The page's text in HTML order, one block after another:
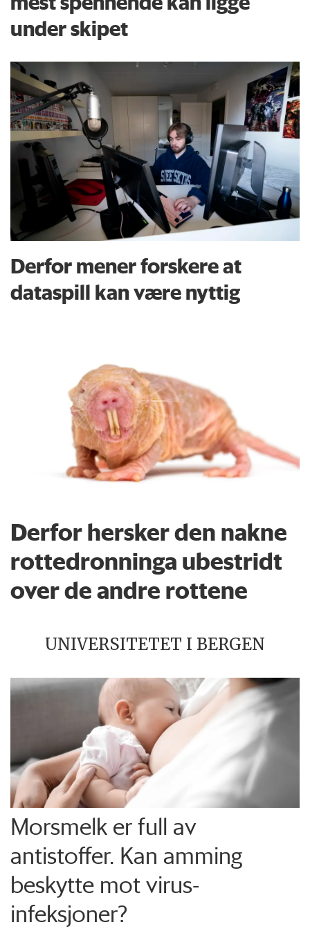
under skipet
Derfor mener forskere at
dataspill kan være nyttig
Derfor hersker den nakne
rottedronninga ubestridt
over de andre rottene
UNIVERSITETET I BERGEN
Morsmelk er full av
antistoffer. Kan amming
beskytte mot virus-
infeksjoner?